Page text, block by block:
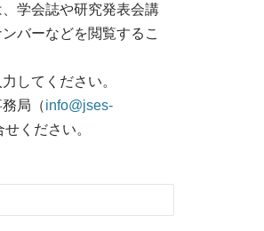
学会誌や研究発表会講
バーなどを閲覧するこ
してください。
局（info@jses-
ください。